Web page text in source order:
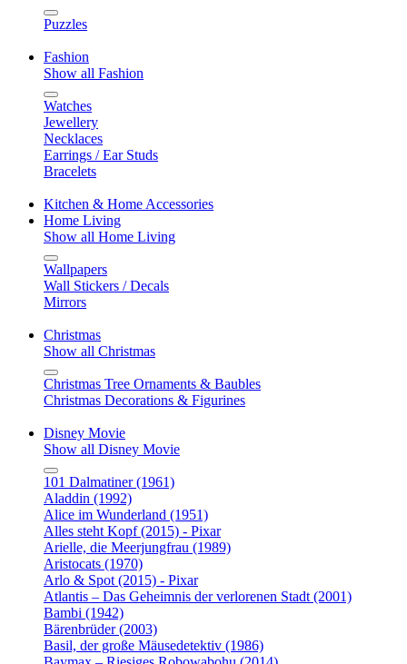
Puzzles
Fashion
Show all Fashion
Watches
Jewellery
Necklaces
Earrings / Ear Studs
Bracelets
Kitchen & Home Accessories
Home Living
Show all Home Living
Wallpapers
Wall Stickers / Decals
Mirrors
Christmas
Show all Christmas
Christmas Tree Ornaments & Baubles
Christmas Decorations & Figurines
Disney Movie
Show all Disney Movie
101 Dalmatiner (1961)
Aladdin (1992)
Alice im Wunderland (1951)
Alles steht Kopf (2015) - Pixar
Arielle, die Meerjungfrau (1989)
Aristocats (1970)
Arlo & Spot (2015) - Pixar
Atlantis – Das Geheimnis der verlorenen Stadt (2001)
Bambi (1942)
Bärenbrüder (2003)
Basil, der große Mäusedetektiv (1986)